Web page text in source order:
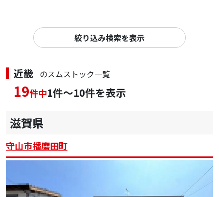
絞り込み検索を表示
近畿 のスムストック一覧
19件中1件～10件を表示
滋賀県
守山市播磨田町